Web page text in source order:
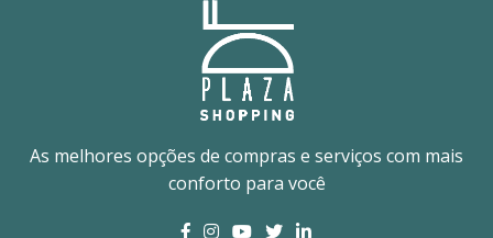
As melhores opções de compras e serviços com mais
conforto para você